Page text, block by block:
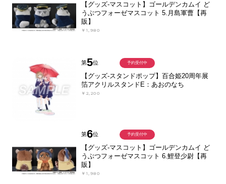
【グッズ-マスコット】ゴールデンカムイ ど
うぶつフォーゼマスコット 5.月島軍曹【再
販】
￥1,980
第5位
【グッズ-スタンドポップ】百合姫20周年展
箔アクリルスタンドE：あおのなち
￥2,200
予約受付中
第6位
【グッズ-マスコット】ゴールデンカムイ ど
うぶつフォーゼマスコット 6.鯉登少尉【再
販】
￥1,980
予約受付中